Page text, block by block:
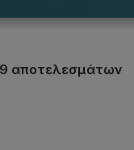
αποτελεσμάτων